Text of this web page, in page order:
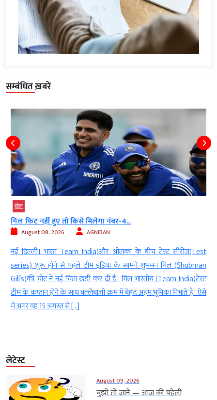
सम्बंधित ख़बरें
खेल
गिल फिट नहीं हुए तो किसे मिलेगा नंबर-4...
August 08, 2026 AGNIBAN
नई दिल्ली। भारत Team India)और श्रीलंका के बीच टेस्ट सीरीज(Test
series) शुरू होने से पहले टीम इंडिया के सामने शुभमन गिल (Shubman
Gill’s)की चोट ने नई चिंता खड़ी कर दी है। गिल भारतीय (Team India)टेस्ट
टीम के कप्तान होने के साथ बल्लेबाजी क्रम में बेहद अहम भूमिका निभाते हैं। ऐसे
में अगर वह 15 अगस्त से […]
लेटेस्ट
August 09, 2026
बुझो तो जाने — आज की पहेली